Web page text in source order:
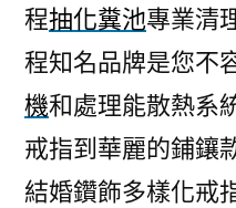
程抽化糞池專業清
程知名品牌是您不
機和處理能散熱系
戒指到華麗的鋪鑲
結婚鑽飾多樣化戒